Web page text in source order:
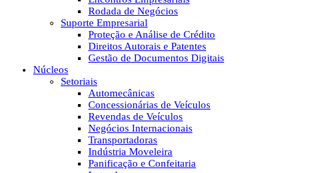
Rodada de Negócios
Suporte Empresarial
Proteção e Análise de Crédito
Direitos Autorais e Patentes
Gestão de Documentos Digitais
Núcleos
Setoriais
Automecânicas
Concessionárias de Veículos
Revendas de Veículos
Negócios Internacionais
Transportadoras
Indústria Moveleira
Panificação e Confeitaria